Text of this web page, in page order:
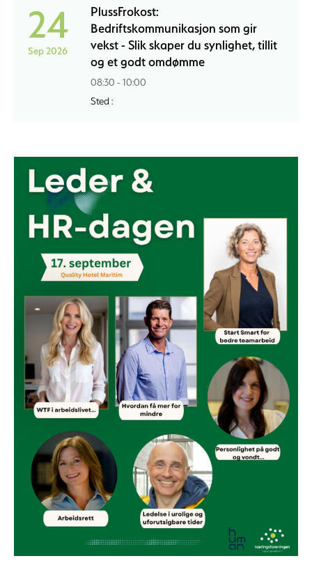
24
Sep 2026
PlussFrokost:
Bedriftskommunikasjon som gir
vekst - Slik skaper du synlighet, tillit
og et godt omdømme
08:30 - 10:00
Sted :